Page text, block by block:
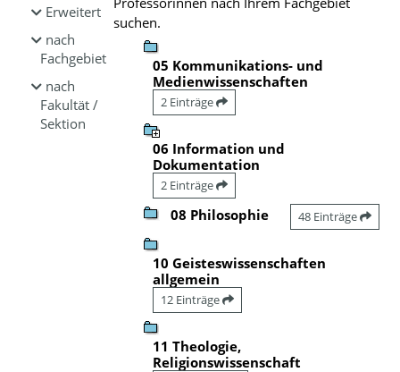
Erweitert
nach
Fachgebiet
nach
Fakultät /
Sektion
suchen.
05 Kommunikations- und
Medienwissenschaften
2 Einträge
06 Information und
Dokumentation
2 Einträge
08 Philosophie 48 Einträge
10 Geisteswissenschaften
allgemein
12 Einträge
11 Theologie,
Religionswissenschaft